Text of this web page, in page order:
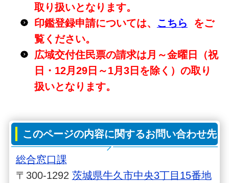
取り扱いとなります。
印鑑登録申請については、 こちら
をご
覧ください。
広域交付住民票の請求は月～金曜日（祝
日・12月29日～1月3日を除く）の取り
扱いとなります。
このページの内容に関するお問い合わせ先
総合窓口課
〒300-1292 茨城県牛久市中央3丁目15番地